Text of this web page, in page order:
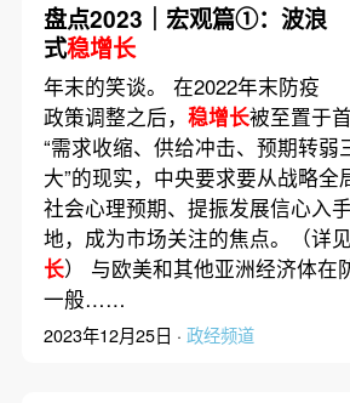
盘点2023｜宏观篇①：波浪
式稳增长
年末的笑谈。 在2022年末防疫
政策调整之后， 稳增长被至置于
“需求收缩、供给冲击、预期转弱
大”的现实，中央要求要从战略全
社会心理预期、提振发展信心入
地，成为市场关注的焦点。（详
长） 与欧美和其他亚洲经济体在
一般……
2023年12月25日 · 政经频道